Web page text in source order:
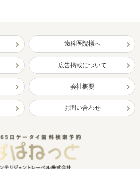
歯科医院様へ
広告掲載について
会社概要
お問い合わせ